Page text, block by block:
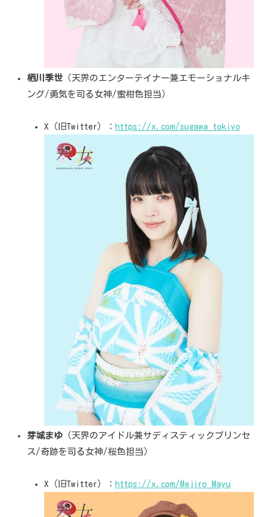
栖川季世（天界のエンターテイナー兼エモーショナルキ
ング/勇気を司る女神/蜜柑色担当）
X（旧Twitter）： https://x.com/sugawa_tokiyo
芽城まゆ （天界のアイドル兼サディスティックプリンセ
ス/奇跡を司る女神/桜色担当）
X（旧Twitter）： https://x.com/Mejiro_Mayu